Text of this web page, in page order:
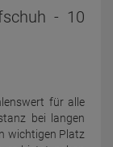
- 10
für alle
bei langen
wichtigen Platz